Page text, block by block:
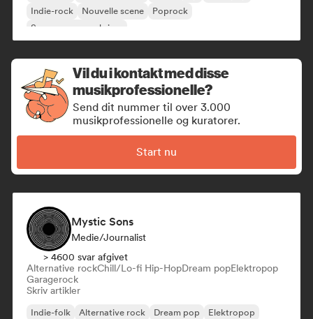
Indie-rock
Nouvelle scene
Poprock
Sanger og sangskriver
Vil du i kontakt med disse
musikprofessionelle?
Send dit nummer til over 3.000
musikprofessionelle og kuratorer.
Start nu
Mystic Sons
Medie/journalist
> 4600 svar afgivet
Alternative rockChill/Lo-fi Hip-HopDream popElektropop
Garagerock
Skriv artikler
Indie-folk Alternative rock Dream pop Elektropop